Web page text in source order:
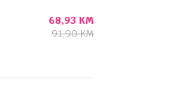
68,93 KM
91,90KM